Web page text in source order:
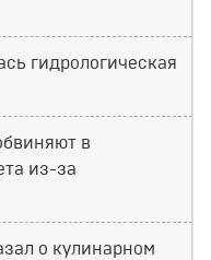
гидрологическая
в
из-за
о кулинарном